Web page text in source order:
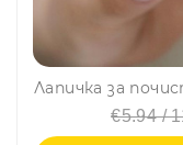
€5.94 /